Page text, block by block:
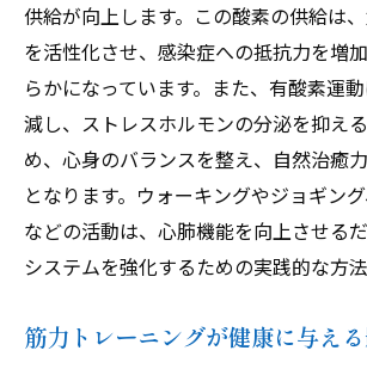
供給が向上します。この酸素の供給は
を活性化させ、感染症への抵抗力を増
らかになっています。また、有酸素運
減し、ストレスホルモンの分泌を抑え
め、心身のバランスを整え、自然治癒
となります。ウォーキングやジョギン
などの活動は、心肺機能を向上させる
システムを強化するための実践的な方法
筋力トレーニングが健康に与え